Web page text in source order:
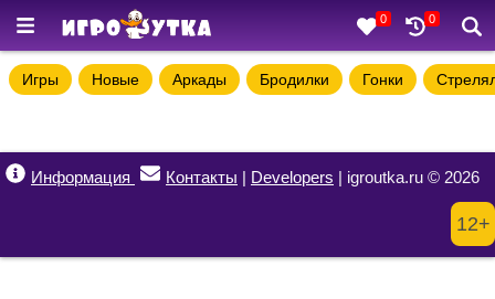
0 0
Игры Новые Аркады Бродилки Гонки
Информация Контакты | Developers | igroutka.ru © 2026
12+